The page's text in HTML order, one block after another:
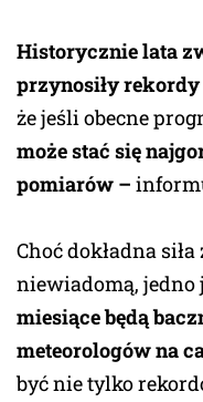
Historycznie lata
przynosiły rekordy
że jeśli obecne
może stać się
pomiarów –
Choć dokładna
niewiadomą, jedno
miesiące będą
meteorologów na
być nie tylko